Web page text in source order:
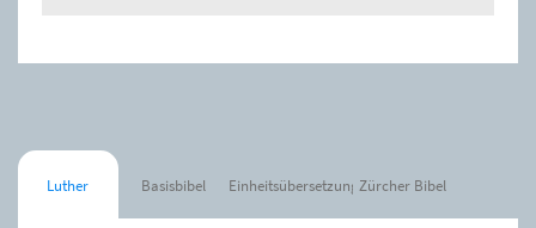
Luther Basisbibel Einheitsübersetzung Zürcher Bibel